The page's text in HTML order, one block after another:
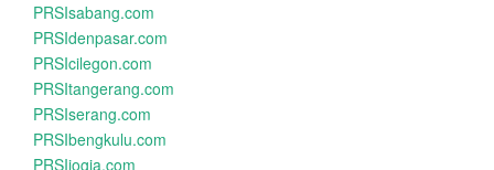
PRSIsabang.com
PRSIdenpasar.com
PRSIcilegon.com
PRSItangerang.com
PRSIserang.com
PRSIbengkulu.com
PRSIjogja.com